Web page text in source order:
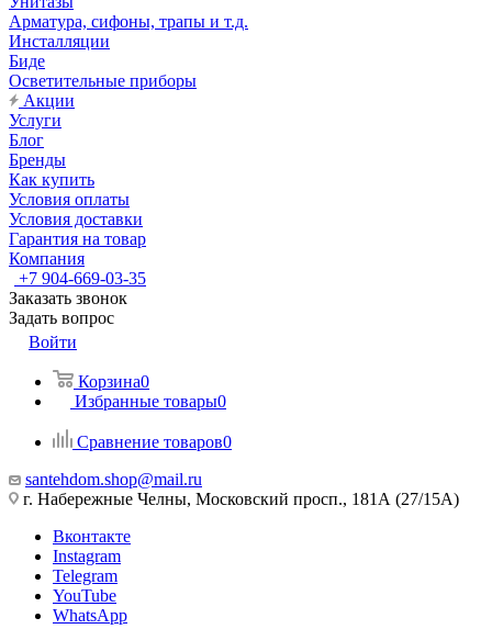
Арматура, сифоны, трапы и т.д.
Инсталляции
Биде
Осветительные приборы
Акции
Услуги
Блог
Бренды
Как купить
Условия оплаты
Условия доставки
Гарантия на товар
Компания
+7 904-669-03-35
Заказать звонок
Задать вопрос
Войти
Корзина0
Избранные товары0
Сравнение товаров0
santehdom.shop@mail.ru
г. Набережные Челны, Московский просп., 181А (27/15А)
Вконтакте
Instagram
Telegram
YouTube
WhatsApp